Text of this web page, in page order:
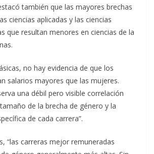
también que las mayores brechas
ciencias aplicadas y las ciencias
que resultan menores en ciencias de la
no hay evidencia de que los
salarios mayores que las mujeres.
una débil pero visible correlación
de la brecha de género y la
de cada carrera”.
“las carreras mejor remuneradas